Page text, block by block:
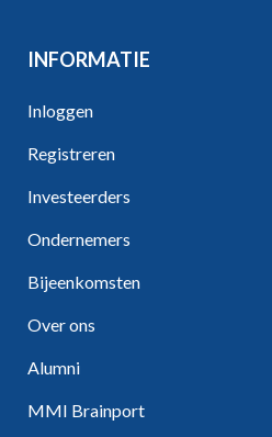
INFORMATIE
Inloggen
Registreren
Investeerders
Ondernemers
Bijeenkomsten
Over ons
Alumni
MMI Brainport